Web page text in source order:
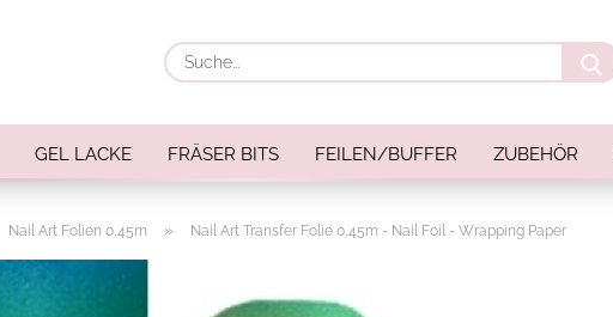
GEL LACKE FRÄSER BITS FEILEN/BUFFER ZUBEHÖR
Nail Art Folien 0,45m » Nail Art Transfer Folie 0,45m - Nail Foil - Wrapping Paper